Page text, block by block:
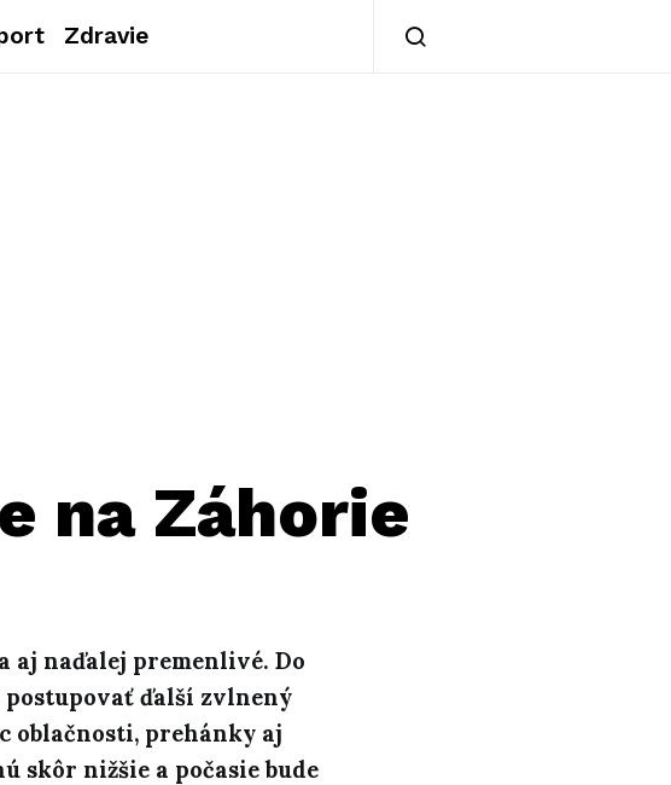
Zdravie
na Záhorie
aj naďalej premenlivé. Do
postupovať ďalší zvlnený
oblačnosti, prehánky aj
skôr nižšie a počasie bude